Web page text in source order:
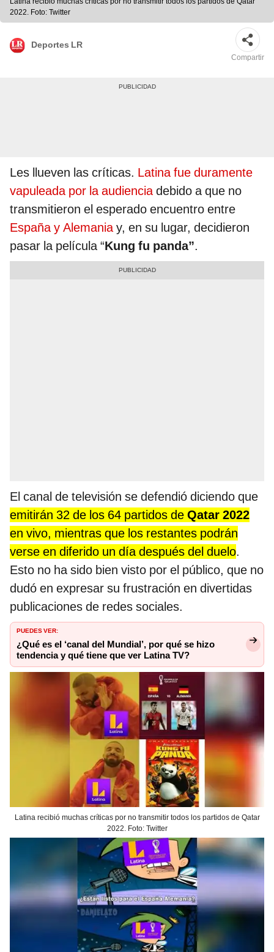
2022. Foto: Twitter
Deportes LR
Compartir
Les llueven las críticas. Latina fue duramente
vapuleada por la audienciadebido a que no
transmitieron el esperado encuentro entre
España y Alemaniay, en su lugar, decidieron
pasar la película “Kung fu panda”.
El canal de televisión se defendió diciendo que
emitirán 32 de los 64 partidos de Qatar 2022
en vivo, mientras que los restantes podrán
verse en diferido un día después del duelo.
Esto no ha sido bien visto por el público, que no
dudó en expresar su frustración en divertidas
publicaciones de redes sociales.
PUEDES VER:
¿Qué es el ‘canal del Mundial’, por qué se hizo
tendencia y qué tiene que ver Latina TV?
Latina recibió muchas críticas por no transmitir todos los partidos de Qatar
2022. Foto: Twitter